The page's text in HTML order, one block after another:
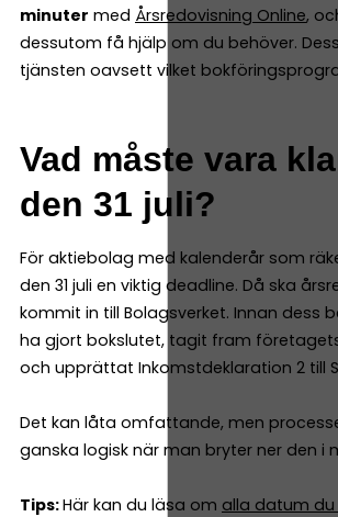
minuter med Årsredovisning Online,
dessutom få hjälp om du behöver.
tjänsten oavsett vilket
Vad måste vara
den 31 juli?
För aktiebolag med kalenderår som
den 31 juli en viktig deadline. Då ska
kommit in till Bolagsverket. Innan dess
ha gjort bokslutet, tagit fram
och upprättat Inkomstdeklaration 2 till
Det kan låta omfattande, men
ganska logisk när man bryter ner den i
Tips:Här kan du läsa om alla datum